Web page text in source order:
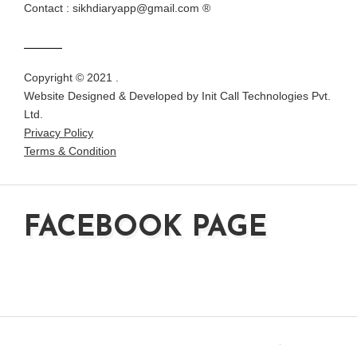
Contact : sikhdiaryapp@gmail.com ®
Copyright © 2021 .
Website Designed & Developed by Init Call Technologies Pvt.
Ltd.
Privacy Policy
Terms & Condition
FACEBOOK PAGE